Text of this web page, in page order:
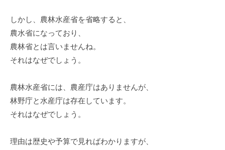
しかし、農林水産省を省略すると、
農水省になっており、
農林省とは言いませんね。
それはなぜでしょう。
農林水産省には、農産庁はありませんが、
林野庁と水産庁は存在しています。
それはなぜでしょう。
理由は歴史や予算で見ればわかりますが、